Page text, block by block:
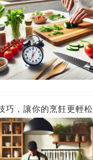
巧，讓你的烹飪更輕松